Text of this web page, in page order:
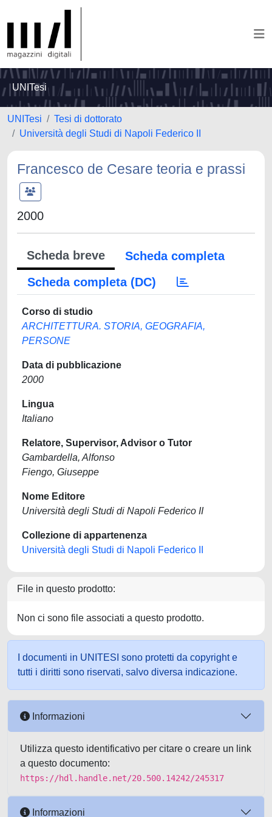
UNITesi
UNITesi
Tesi di dottorato
Università degli Studi di Napoli Federico II
Francesco de Cesare teoria e prassi
2000
Scheda breve
Scheda completa
Scheda completa (DC)
Corso di studio
ARCHITETTURA. STORIA, GEOGRAFIA,
PERSONE
Data di pubblicazione
2000
Lingua
Italiano
Relatore, Supervisor, Advisor o Tutor
Gambardella, Alfonso
Fiengo, Giuseppe
Nome Editore
Università degli Studi di Napoli Federico II
Collezione di appartenenza
Università degli Studi di Napoli Federico II
File in questo prodotto:
Non ci sono file associati a questo prodotto.
I documenti in UNITESI sono protetti da copyright e
tutti i diritti sono riservati, salvo diversa indicazione.
Informazioni
Utilizza questo identificativo per citare o creare un link
a questo documento:
https://hdl.handle.net/20.500.14242/245317
Informazioni